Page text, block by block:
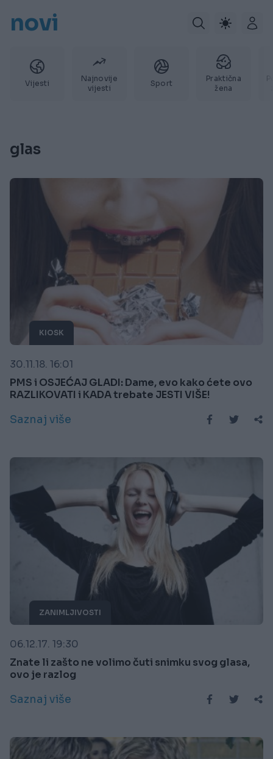
novi
Vijesti
Najnovije
vijesti
Sport
Praktična
žena
glas
KIOSK
30.11.18. 16:01
PMS i OSJEĆAJ GLADI: Dame, evo kako ćete ovo
RAZLIKOVATI i KADA trebate JESTI VIŠE!
Saznaj više
ZANIMLJIVOSTI
06.12.17. 19:30
Znate li zašto ne volimo čuti snimku svog glasa,
ovo je razlog
Saznaj više